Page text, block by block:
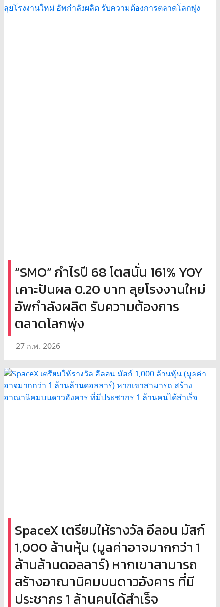
“SMO” กำไรปี 68 โตสนั่น 161% YOY
เคาะปันผล 0.20 บาท ลุยโรงงานใหม่
อัพกำลังผลิต รับความต้องการ
ตลาดโลกพุ่ง
27 ก.พ. 2026
SpaceX เตรียมให้รางวัล อีลอน มัสก์
1,000 ล้านหุ้น (มูลค่าอาจมากกว่า 1
ล้านล้านดอลลาร์) หากเขาสามารถ
สร้างอาณานิคมบนดาวอังคาร ที่มี
ประชากร 1 ล้านคนได้สำเร็จ